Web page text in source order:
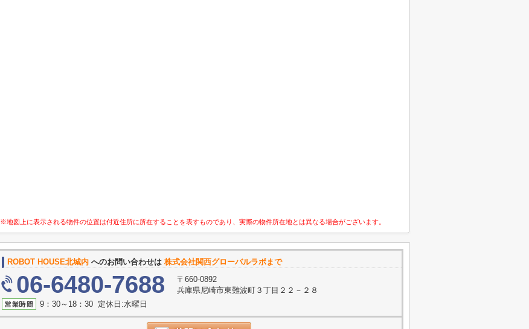
※地図上に表示される物件の位置は付近住所に所在することを表すものであり、実際の物件所在地とは異なる場合がございます。
ROBOT HOUSE北城内 へのお問い合わせは 株式会社関西グローバルラボまで
06-6480-7688
〒660-0892
兵庫県尼崎市東難波町３丁目２２－２８
9：30～18：30 定休日:水曜日